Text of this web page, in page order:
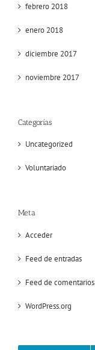
febrero 2018
enero 2018
diciembre 2017
noviembre 2017
Categorías
Uncategorized
Voluntariado
Meta
Acceder
Feed de entradas
Feed de comentarios
WordPress.org